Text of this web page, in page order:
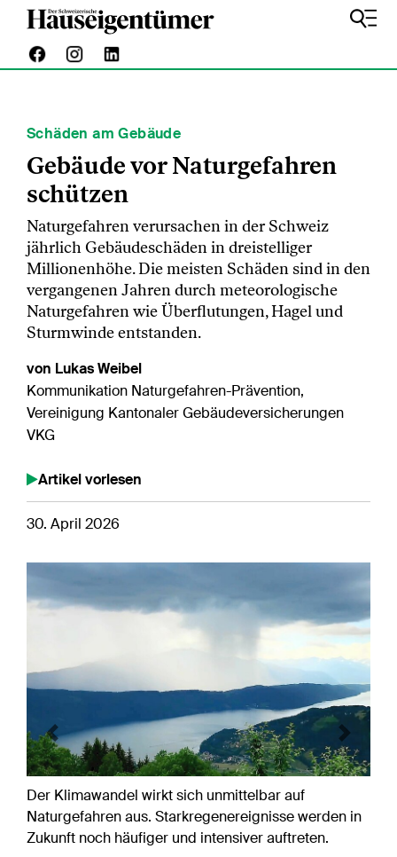
Schäden am Gebäude
Gebäude vor Naturgefahren
schützen
Naturgefahren verursachen in der Schweiz
jährlich Gebäudeschäden in dreistelliger
Millionenhöhe. Die meisten Schäden sind in den
vergangenen Jahren durch meteorologische
Naturgefahren wie Überflutungen, Hagel und
Sturmwinde entstanden.
von Lukas Weibel
Kommunikation Naturgefahren-Prävention,
Vereinigung Kantonaler Gebäudeversicherungen
VKG
Artikel vorlesen
30. April 2026
Der Klimawandel wirkt sich unmittelbar auf
Naturgefahren aus. Starkregenereignisse werden in
Zukunft noch häufiger und intensiver auftreten.
Previous Next